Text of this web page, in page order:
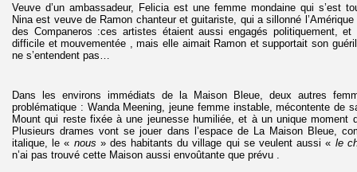
Veuve d’un ambassadeur, Felicia est une femme mondaine qui s’est
Nina est veuve de Ramon chanteur et guitariste, qui a sillonné
des Companeros :ces artistes étaient aussi engagés politiquement,
difficile et mouvementée , mais elle aimait Ramon et supportait son
ne s’entendent pas…
Dans les environs immédiats de la Maison Bleue, deux autres
problématique : Wanda Meening, jeune femme instable, mécontente de
Mount qui reste fixée à une jeunesse humiliée, et à un unique moment
Plusieurs drames vont se jouer dans l’espace de La Maison Bleue,
italique, le « nous » des habitants du village qui se veulent aussi « le
n’ai pas trouvé cette Maison aussi envoûtante que prévu .